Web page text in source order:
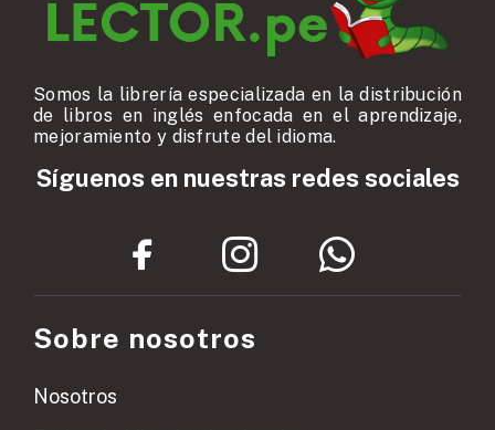
Somos la librería especializada en la distribución
de libros en inglés enfocada en el aprendizaje,
mejoramiento y disfrute del idioma.
Síguenos en nuestras redes sociales
Sobre nosotros
Nosotros